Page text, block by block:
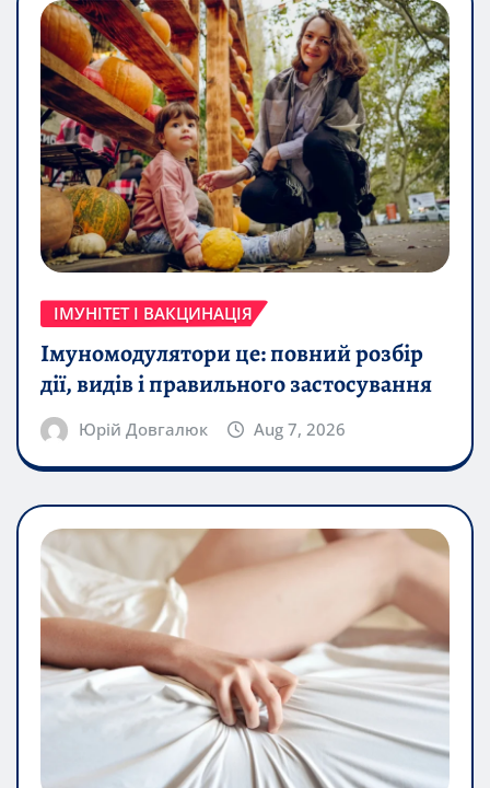
ІМУНІТЕТ І ВАКЦИНАЦІЯ
Імуномодулятори це: повний розбір
дії, видів і правильного застосування
Юрій Довгалюк Aug 7, 2026